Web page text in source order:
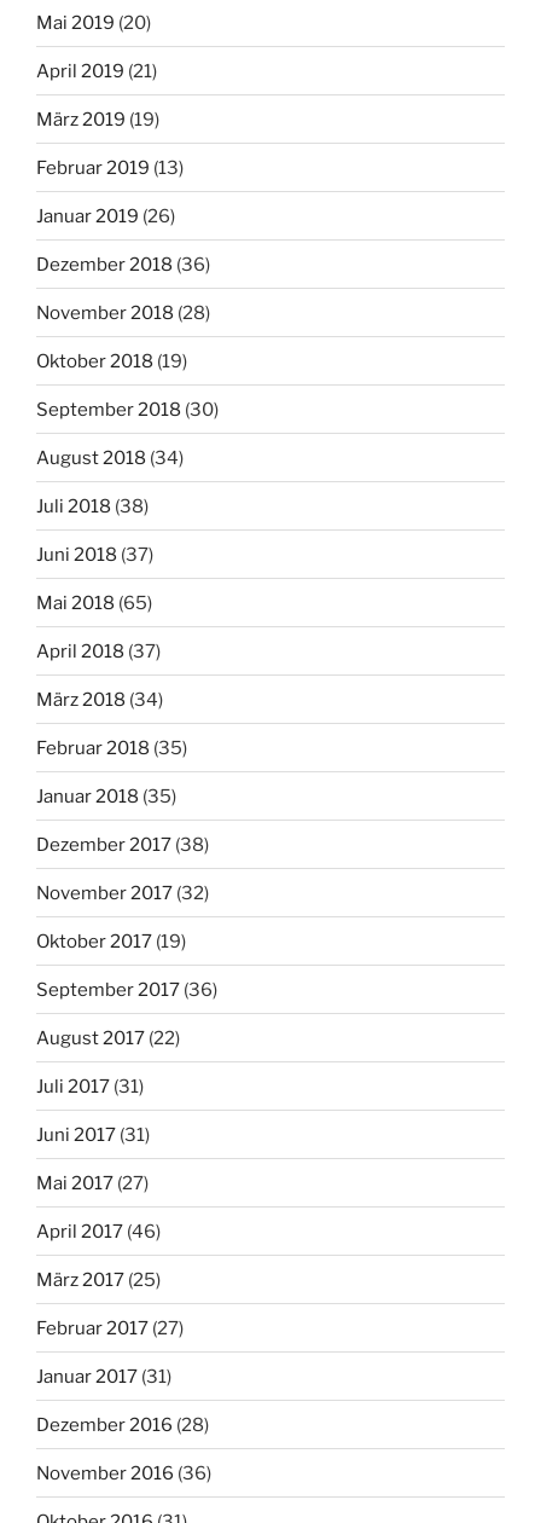
Mai 2019 (20)
April 2019 (21)
März 2019 (19)
Februar 2019 (13)
Januar 2019 (26)
Dezember 2018 (36)
November 2018 (28)
Oktober 2018 (19)
September 2018 (30)
August 2018 (34)
Juli 2018 (38)
Juni 2018 (37)
Mai 2018 (65)
April 2018 (37)
März 2018 (34)
Februar 2018 (35)
Januar 2018 (35)
Dezember 2017 (38)
November 2017 (32)
Oktober 2017 (19)
September 2017 (36)
August 2017 (22)
Juli 2017 (31)
Juni 2017 (31)
Mai 2017 (27)
April 2017 (46)
März 2017 (25)
Februar 2017 (27)
Januar 2017 (31)
Dezember 2016 (28)
November 2016 (36)